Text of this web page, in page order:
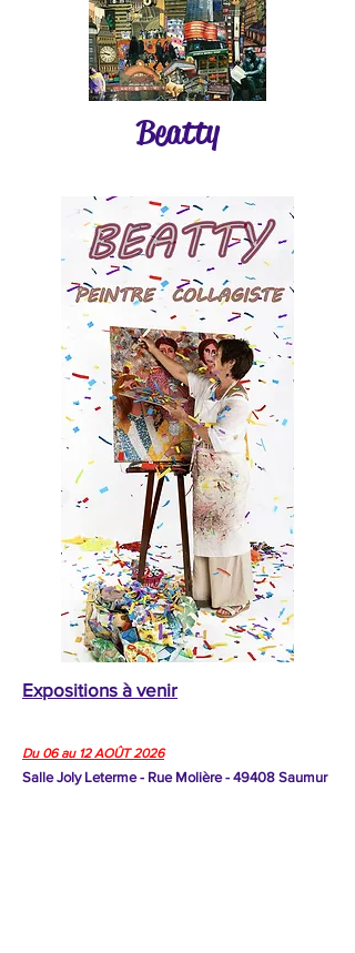
Beatty
Expositions à venir
Du 06 au 12 AOÛT 2026
Salle Joly Leterme - Rue Molière - 49408 Saumur